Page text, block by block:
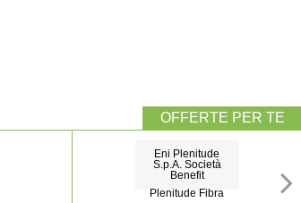
Eni Plenitude
S.p.A. Società
Benefit
Plenitude Fibra